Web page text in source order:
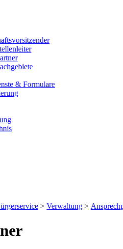
& Formulare
> Verwaltung >